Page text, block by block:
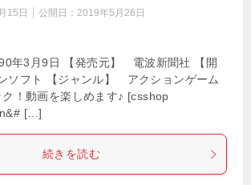
15日 公開日： 2019年5月26日
年3月9日 【発売元】 電波新聞社 【開
ソフト 【ジャンル】 アクションゲーム
ク！動画を楽しめます♪ [csshop
[…]
続きを読む